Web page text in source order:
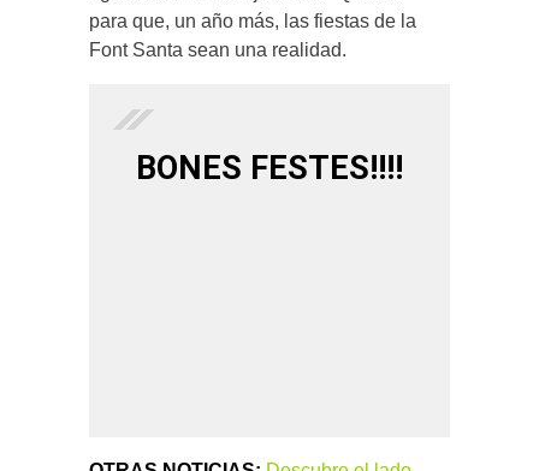
para que, un año más, las fiestas de la
Font Santa sean una realidad.
BONES FESTES!!!!